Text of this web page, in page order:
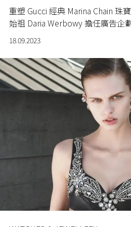
重塑 Gucci 經典 Marina Chain 珠
始祖 Daria Werbowy 擔任廣告企
18.09.2023